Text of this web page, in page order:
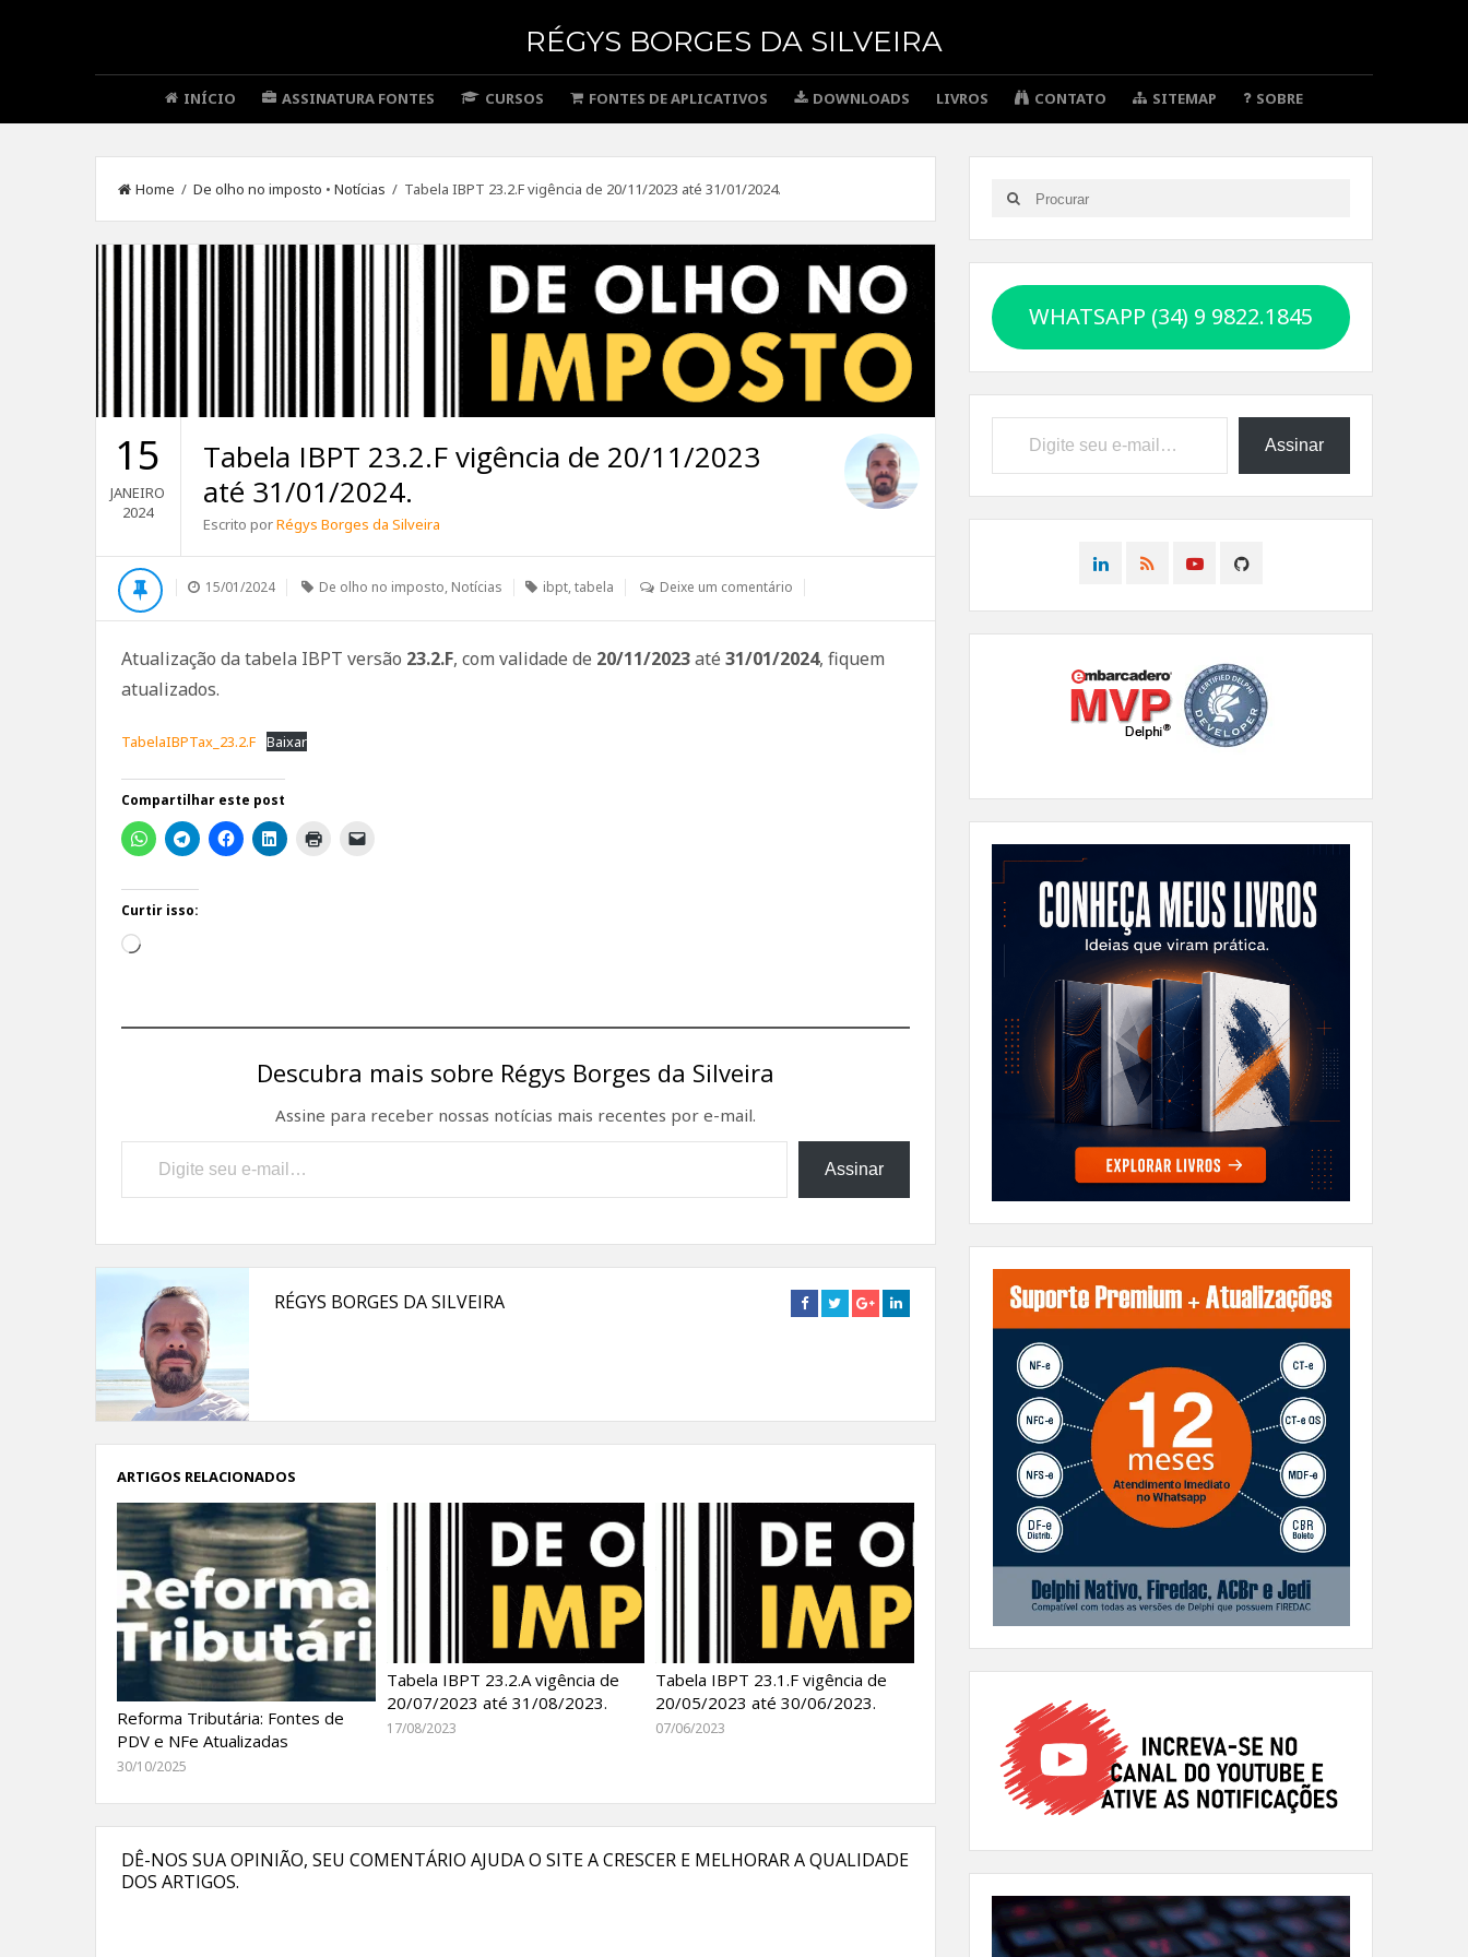
RÉGYS BORGES DA SILVEIRA
INÍCIO ASSINATURA FONTES CURSOS FONTES DE APLICATIVOS DOWNLOADS LIVROS CONTATO SITEMAP SOBRE
Home / De olho no imposto • Notícias / Tabela IBPT 23.2.F vigência de 20/11/2023 até 31/01/2024.
15
JANEIRO
2024
Tabela IBPT 23.2.F vigência de 20/11/2023
até 31/01/2024.
Escrito porRégys Borges da Silveira
15/01/2024 De olho no imposto, Notícias ibpt,tabela Deixe um comentário
Atualização da tabela IBPT versão 23.2.F, com validade de 20/11/2023até31/01/2024, fiquem
atualizados.
TabelaIBPTax_23.2.F Baixar
Compartilhar este post
Curtir isso:
Carregando...
Descubra mais sobre Régys Borges da Silveira
Assine para receber nossas notícias mais recentes por e-mail.
Digite seu e-mail…
Assinar
RÉGYS BORGES DA SILVEIRA
Connect
on
Connect
on
Connect
on
Connect
on
ARTIGOS RELACIONADOS
Reforma Tributária: Fontes de
PDV e NFe Atualizadas
30/10/2025
Tabela IBPT 23.2.A vigência de
20/07/2023 até 31/08/2023.
17/08/2023
Tabela IBPT 23.1.F vigência de
20/05/2023 até 30/06/2023.
07/06/2023
DÊ-NOS SUA OPINIÃO, SEU COMENTÁRIO AJUDA O SITE A CRESCER E MELHORAR A QUALIDADE
DOS ARTIGOS.
Search
for:
Search
WHATSAPP (34) 9 9822.1845
Digite seu e-mail…
Assinar
CONNECT
LINKEDIN
CONNECT
RSS
CONNECT
YOUTUBEGITHUB